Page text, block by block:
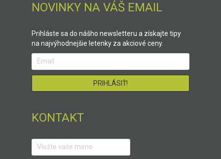
NOVINKY NA VÁŠ EMAIL
Prihláste sa do nášho newsletteru a získajte tipy
na najvýhodnejšie letenky za akciové ceny.
KONTAKT